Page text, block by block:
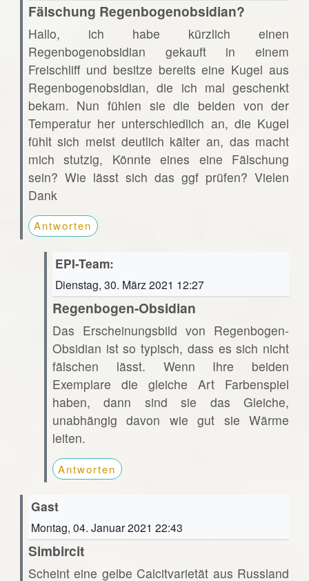
Fälschung Regenbogenobsidian?
Hallo, ich habe kürzlich einen
Regenbogenobsidian gekauft in einem
Freischliff und besitze bereits eine Kugel aus
Regenbogenobsidian, die ich mal geschenkt
bekam. Nun fühlen sie die beiden von der
Temperatur her unterschiedlich an, die Kugel
fühlt sich meist deutlich kälter an, das macht
mich stutzig, Könnte eines eine Fälschung
sein? Wie lässt sich das ggf prüfen? Vielen
Dank
Antworten
EPI-Team:
Dienstag, 30. März 2021 12:27
Regenbogen-Obsidian
Das Erscheinungsbild von Regenbogen-
Obsidian ist so typisch, dass es sich nicht
fälschen lässt. Wenn Ihre beiden
Exemplare die gleiche Art Farbenspiel
haben, dann sind sie das Gleiche,
unabhängig davon wie gut sie Wärme
leiten.
Antworten
Gast
Montag, 04. Januar 2021 22:43
Simbircit
Scheint eine gelbe Calcitvarietät aus Russland